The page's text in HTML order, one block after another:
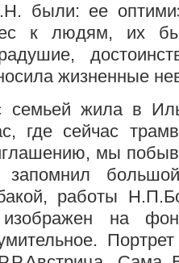
были: ее
к людям, их
жизненные
жила в
где сейчас
мы
большой
работы
на